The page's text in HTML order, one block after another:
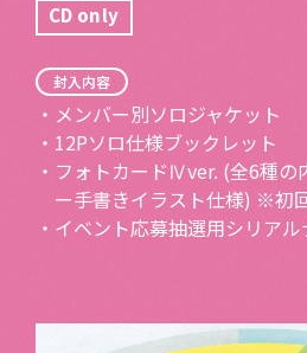
CD only
封入内容
・メンバー別ソロジャケット
・12Pソロ仕様ブックレット
・フォトカードⅣver. (全6種の
ー手書きイラスト仕様) ※初
・イベント応募抽選用シリア